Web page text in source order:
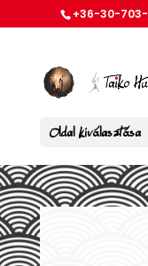
+36-30-703-
Oldal kiválasztása